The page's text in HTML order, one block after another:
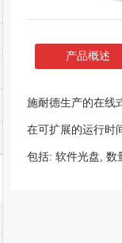
产品概述
施耐德生产的在
在可扩展的运行时
包括: 软件光盘, 数